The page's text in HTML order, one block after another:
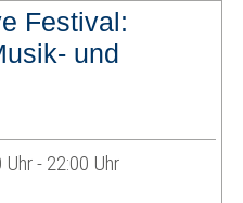
Festival:
und
- 22:00 Uhr